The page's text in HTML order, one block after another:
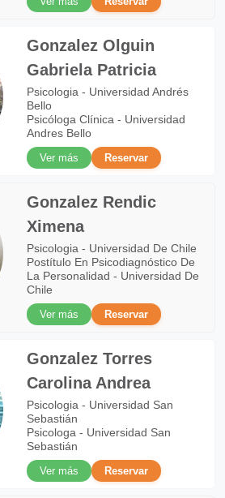
Gonzalez Olguin
Gabriela Patricia
Psicologia - Universidad Andrés
Bello
Psicóloga Clínica - Universidad
Andres Bello
Ver más
Reservar
Gonzalez Rendic
Ximena
Psicologia - Universidad De Chile
Postítulo En Psicodiagnóstico De
La Personalidad - Universidad De
Chile
Ver más
Reservar
Gonzalez Torres
Carolina Andrea
Psicologia - Universidad San
Sebastián
Psicologa - Universidad San
Sebastián
Ver más
Reservar